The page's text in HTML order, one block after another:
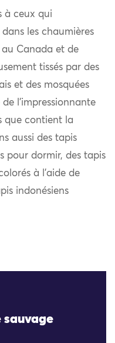
à ceux qui
les chaumières
Canada et de
tissés par des
et des mosquées
l’impressionnante
que contient la
aussi des tapis
pour dormir, des tapis
à l’aide de
indonésiens
sauvage